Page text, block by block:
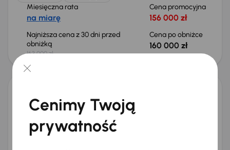
Miesięczna rata
na miarę
Cena promocyjna
156 000 zł
Najniższa cena z 30 dni przed
obniżką
163 000 zł
Cena po obniżce
160 000 zł
Mercedes-Benz CLA
193 378 km AutomatBenzyna 250 4MATIC
Książka serwisowa Auta krajowe
Salon Polska
Cenimy Twoją
prywatność